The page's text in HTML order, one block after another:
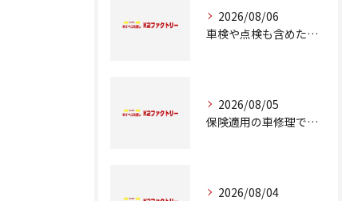
2026/08/06
車検や点検も含めた車修理の重要ポイント解説
2026/08/05
保険適用の車修理で知っておくべきポイント
2026/08/04